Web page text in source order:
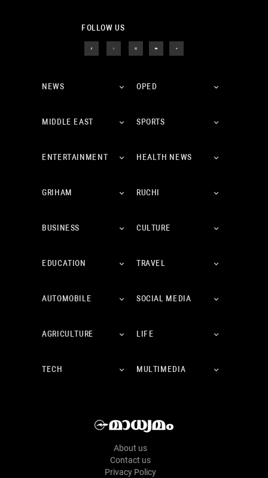
FOLLOW US
NEWS OPED
MIDDLE EAST SPORTS
ENTERTAINMENT HEALTH NEWS
GRIHAM RUCHI
BUSINESS CULTURE
EDUCATION TRAVEL
AUTOMOBILE SOCIAL MEDIA
AGRICULTURE LIFE
TECH MULTIMEDIA
About us
Contact us
Privacy Policy